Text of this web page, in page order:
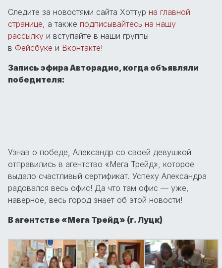
Следите за новостями сайта Хоттур на главной
странице, а также подписывайтесь на нашу
рассылку и вступайте в наши группы
в Фейсбуке и Вконтакте!
Запись эфира Авторадио, когда объявляли
победителя:
Узнав о победе, Александр со своей девушкой
отправились в агентство «Мега Трейд», которое
выдало счастливый сертификат. Успеху Александра
радовался весь офис! Да что там офис — уже,
наверное, весь город знает об этой новости!
В агентстве «Мега Трейд» (г. Луцк)